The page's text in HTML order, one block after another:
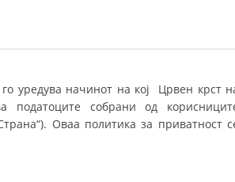
НА ДВИЖЕЊЕТО
уредува начинот на кој Црвен крст
податоците собрани од
Оваа политика за приватност